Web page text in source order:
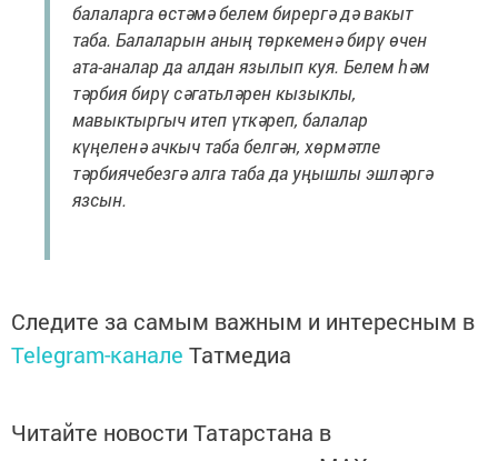
балаларга өстәмә белем бирергә дә вакыт
таба. Балаларын аның төркеменә бирү өчен
ата-аналар да алдан язылып куя. Белем һәм
тәрбия бирү сәгатьләрен кызыклы,
мавыктыргыч итеп үткәреп, балалар
күңеленә ачкыч таба белгән, хөрмәтле
тәрбиячебезгә алга таба да уңышлы эшләргә
язсын.
Следите за самым важным и интересным в
Telegram-канале Татмедиа
Читайте новости Татарстана в